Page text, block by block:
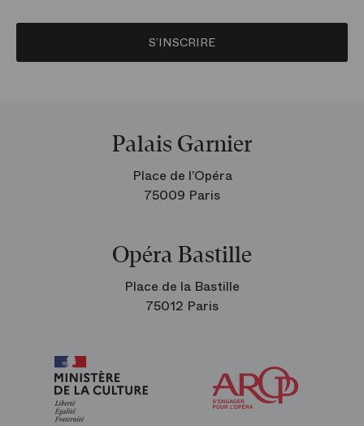
S’INSCRIRE
Palais Garnier
Place de l’Opéra
75009 Paris
Opéra Bastille
Place de la Bastille
75012 Paris